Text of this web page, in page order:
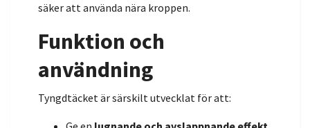
säker att använda nära kroppen.
Funktion och
användning
Tyngdtäcket är särskilt utvecklat för att: